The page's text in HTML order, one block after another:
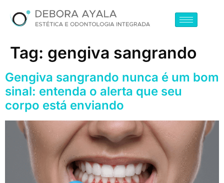
Tag: gengiva sangrando
Gengiva sangrando nunca é um bom
sinal: entenda o alerta que seu
corpo está enviando